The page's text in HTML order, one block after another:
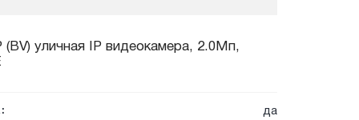
(BV) уличная IP видеокамера, 2.0Мп,
да